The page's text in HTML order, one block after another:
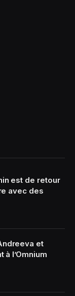
est de retour
avec des
et
à l’Omnium